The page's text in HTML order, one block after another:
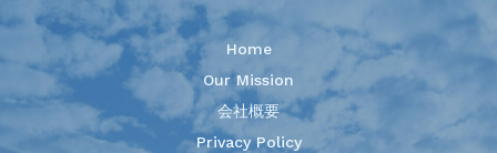
Home
Our Mission
会社概要
Privacy Policy